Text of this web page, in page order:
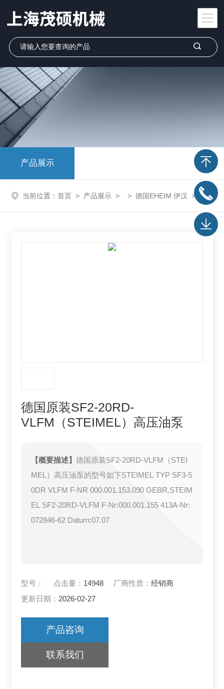
产品展示
当前位置： 首页 > 产品展示 > > 德国EHEIM 伊汉 > 德国原装SF2-20RD-VLFM（STEIMEL）高压油泵
德国原装SF2-20RD-
VLFM（STEIMEL）高压油泵
【概要描述】德国原装SF2-20RD-VLFM（STEI
MEL）高压油泵的型号如下STEIMEL TYP SF3-5
0DR VLFM F-NR 000.001.153.090 GEBR.STEIM
EL SF2-20RD-VLFM F-Nr:000.001.155 413A-Nr:
072846-62 Daturn:07.07
型号： 点击量： 14948 厂商性质：经销商
更新日期： 2026-02-27
产品咨询
联系我们